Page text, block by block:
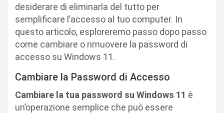
desiderare di eliminarla del tutto per
semplificare l’accesso al tuo computer. In
questo articolo, esploreremo passo dopo passo
come cambiare o rimuovere la password di
accesso su Windows 11.
Cambiare la Password di Accesso
Cambiare la tua password su Windows 11 è
un’operazione semplice che può essere